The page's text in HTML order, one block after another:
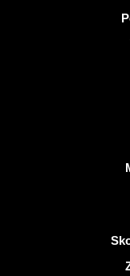
Więcej informacji